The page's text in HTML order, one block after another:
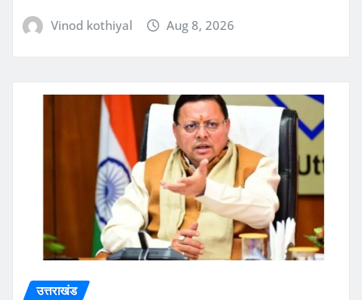
Vinod kothiyal Aug 8, 2026
उत्तराखंड